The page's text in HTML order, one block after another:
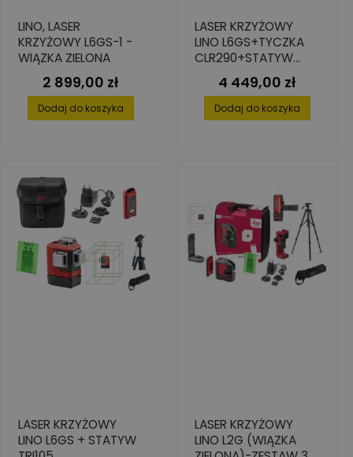
LINO, LASER
KRZYŻOWY L6GS-1 -
WIĄZKA ZIELONA
Cena
2 899,00 zł
Dodaj do koszyka
LASER KRZYŻOWY
LINO L6GS+TYCZKA
CLR290+STATYW
TRI105+DETEKTOR
RGR200
Cena
4 449,00 zł
Dodaj do koszyka
LASER KRZYŻOWY
LINO L6GS + STATYW
LASER KRZYŻOWY
LINO L2G (WIĄZKA